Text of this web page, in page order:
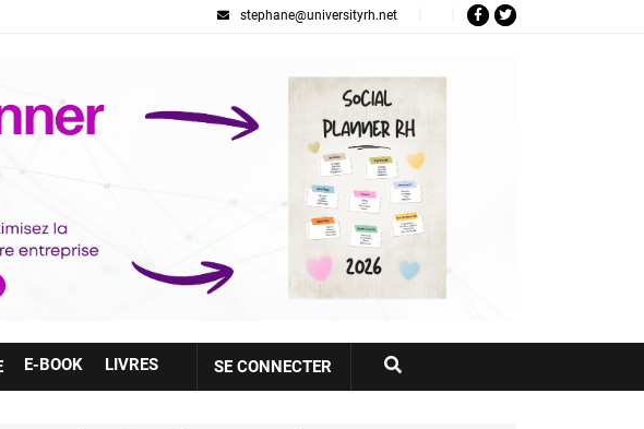
stephane@universityrh.net
E-BOOK LIVRES
Votre
compte
SE CONNECTER